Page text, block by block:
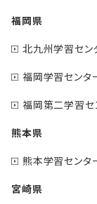
福岡県
北九州学習セ
福岡学習セン
福岡第二学習セ
熊本県
熊本学習セン
宮崎県